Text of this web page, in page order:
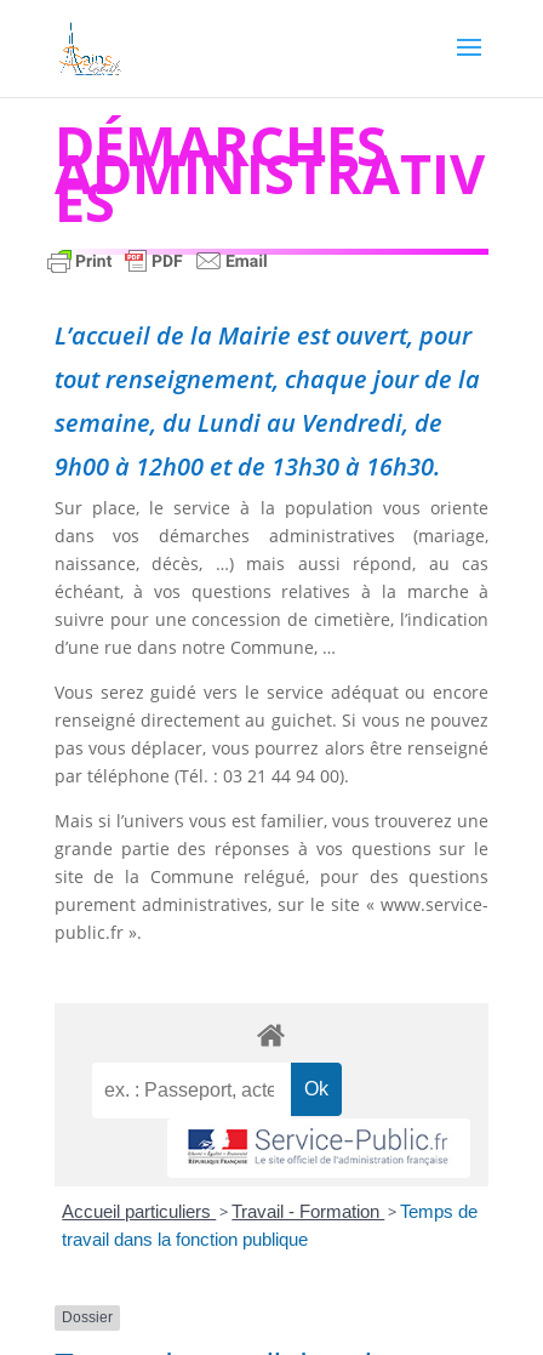
DÉMARCHES
ADMINISTRATIV
ES
L’accueil de la Mairie est ouvert, pour
tout renseignement, chaque jour de la
semaine, du Lundi au Vendredi, de
9h00 à 12h00 et de 13h30 à 16h30.
Sur place, le service à la population vous oriente
dans vos démarches administratives (mariage,
naissance, décès, …) mais aussi répond, au cas
échéant, à vos questions relatives à la marche à
suivre pour une concession de cimetière, l’indication
d’une rue dans notre Commune, …
Vous serez guidé vers le service adéquat ou encore
renseigné directement au guichet. Si vous ne pouvez
pas vous déplacer, vous pourrez alors être renseigné
par téléphone (Tél. : 03 21 44 94 00).
Mais si l’univers vous est familier, vous trouverez une
grande partie des réponses à vos questions sur le
site de la Commune relégué, pour des questions
purement administratives, sur le site « www.service-
public.fr ».
Accueil particuliers >Travail - Formation >Temps de
travail dans la fonction publique
Dossier